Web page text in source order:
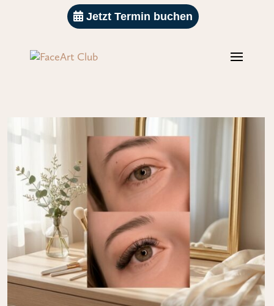
Jetzt Termin buchen